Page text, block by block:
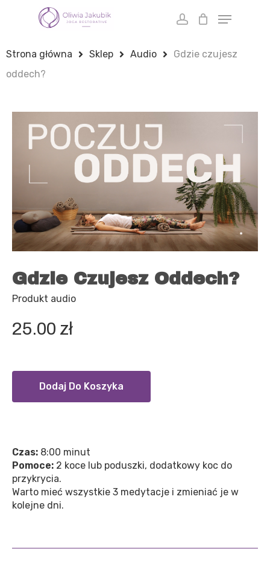
main
Strona główna Sklep Audio
Gdzie czujesz
oddech?
Gdzie Czujesz Oddech?
Produkt audio
25.00 zł
Dodaj Do Koszyka
Czas: 8:00 minut
Pomoce: 2 koce lub poduszki, dodatkowy koc do
przykrycia.
Warto mieć wszystkie 3 medytacje i zmieniać je w
kolejne dni.